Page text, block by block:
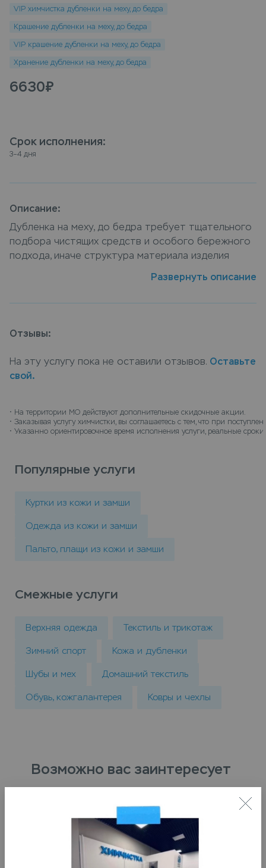
VIP химчистка дубленки на меху, до бедра
Крашение дубленки на меху, до бедра
VIP крашение дубленки на меху, до бедра
Хранение дубленки на меху, до бедра
6630₽
Срок исполнения:
3–4 дня
Описание:
Дубленка на меху, до бедра требует тщательного
подбора чистящих средств и особого бережного
подхода, иначе структура материала изделия
меху, до бедра специалистами компании Leda
на меху, до бедра в химчистку можно в пунктах
на дом, курьер заберет вещи и доставит их
чистыми.
Развернуть описание
Отзывы:
На эту услугу пока не оставили отзывов. Оставьте
свой.
• На территории МО действуют дополнительные скидочные акции.
• Заказывая услугу химчистки, вы соглашаетесь с тем, что при
• Указанно ориентировочное время исполнения услуги, реальные сроки
Популярные услуги
Куртки из кожи и замши
Одежда из кожи и замши
Пальто, плащи из кожи и замши
Смежные услуги
Верхняя одежда Текстиль и трикотаж
Зимний спорт Кожа и дубленки
Шубы и мех Домашний текстиль
Обувь, кожгалантерея Ковры и чехлы
Возможно вас заинтересует